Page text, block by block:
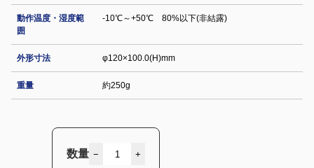
動作温度・湿度範
囲
-10℃～+50℃ 80%以下(非結露)
外形寸法 φ120×100.0(H)mm
重量 約250g
数量 − +